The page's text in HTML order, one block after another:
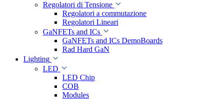
Regolatori di Tensione
Regolatori a commutazione
Regolatori Lineari
GaNFETs and ICs
GaNFETs and ICs DemoBoards
Rad Hard GaN
Lighting
LED
LED Chip
COB
Modules